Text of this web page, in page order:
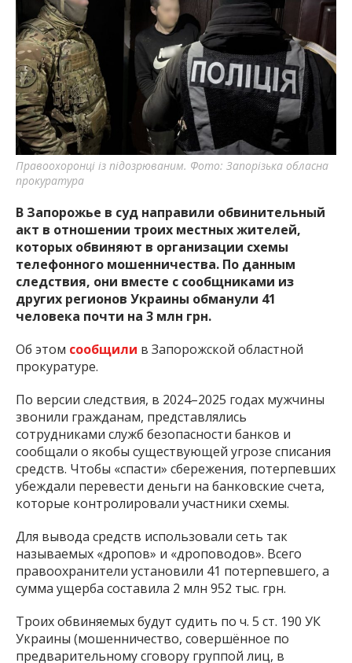
Правоохоронці із підозрюваним. Фото: Запорізька обласна
прокуратура
В Запорожье в суд направили обвинительный
акт в отношении троих местных жителей,
которых обвиняют в организации схемы
телефонного мошенничества. По данным
следствия, они вместе с сообщниками из
других регионов Украины обманули 41
человека почти на 3 млн грн.
Об этом сообщили в Запорожской областной
прокуратуре.
По версии следствия, в 2024–2025 годах мужчины
звонили гражданам, представлялись
сотрудниками служб безопасности банков и
сообщали о якобы существующей угрозе списания
средств. Чтобы «спасти» сбережения, потерпевших
убеждали перевести деньги на банковские счета,
которые контролировали участники схемы.
Для вывода средств использовали сеть так
называемых «дропов» и «дроповодов». Всего
правоохранители установили 41 потерпевшего, а
сумма ущерба составила 2 млн 952 тыс. грн.
Троих обвиняемых будут судить по ч. 5 ст. 190 УК
Украины (мошенничество, совершённое по
предварительному сговору группой лиц, в